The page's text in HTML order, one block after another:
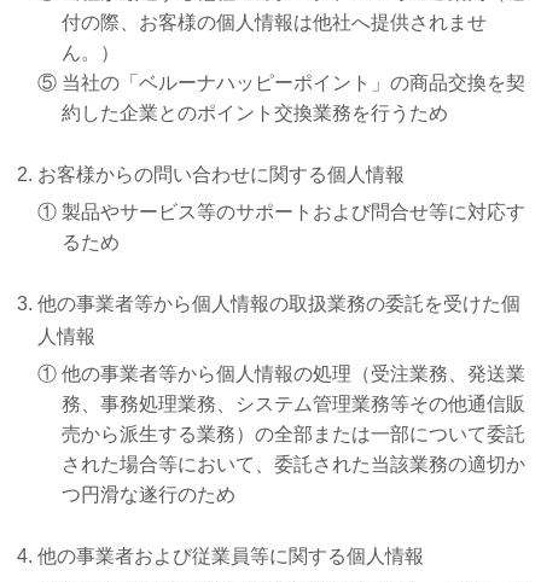
所在地
個人投資家の皆様へ
環境
社会
スポーツ振興（ベルーナドーム）
キャリア採用
パート・アルバイト採用
付の際、お客様の個人情報は他社へ提供されませ
ん。）
⑤ 当社の「ベルーナハッピーポイント」の商品交換を契
約した企業とのポイント交換業務を行うため
お客様からの問い合わせに関する個人情報
① 製品やサービス等のサポートおよび問合せ等に対応す
るため
他の事業者等から個人情報の取扱業務の委託を受けた個
人情報
① 他の事業者等から個人情報の処理（受注業務、発送業
務、事務処理業務、システム管理業務等その他通信販
売から派生する業務）の全部または一部について委託
された場合等において、委託された当該業務の適切か
つ円滑な遂行のため
他の事業者および従業員等に関する個人情報